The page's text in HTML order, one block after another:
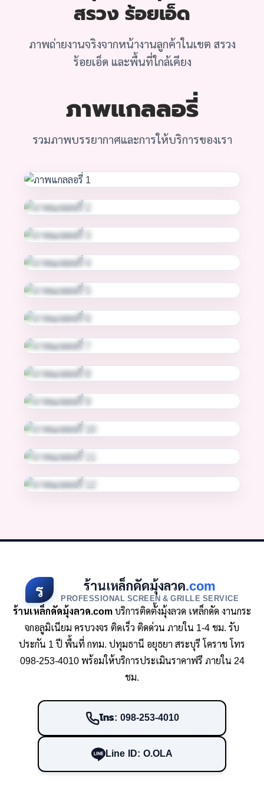
สรวง ร้อยเอ็ด
ภาพถ่ายงานจริงจากหน้างานลูกค้าในเขต สรวง
ร้อยเอ็ด และพื้นที่ใกล้เคียง
ภาพแกลลอรี่
รวมภาพบรรยากาศและการให้บริการของเรา
ร ร้านเหล็กดัดมุ้งลวด.com
PROFESSIONAL SCREEN & GRILLE SERVICE
ร้านเหล็กดัดมุ้งลวด.comบริการติดตั้งมุ้งลวด เหล็กดัด งานกระ
จกอลูมิเนียม ครบวงจร ติดเร็ว ติดด่วน ภายใน 1-4 ชม. รับ
ประกัน 1 ปี พื้นที่ กทม. ปทุมธานี อยุธยา สระบุรี โคราช โทร
098-253-4010 พร้อมให้บริการประเมินราคาฟรี ภายใน 24
ชม.
โทร: 098-253-4010
Line ID: O.OLA